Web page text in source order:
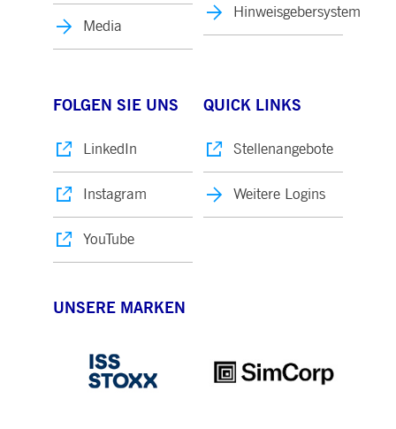
Media
Hinweisgebersystem
FOLGEN SIE UNS
LinkedIn
Instagram
YouTube
QUICK LINKS
Stellenangebote
Weitere Logins
UNSERE MARKEN